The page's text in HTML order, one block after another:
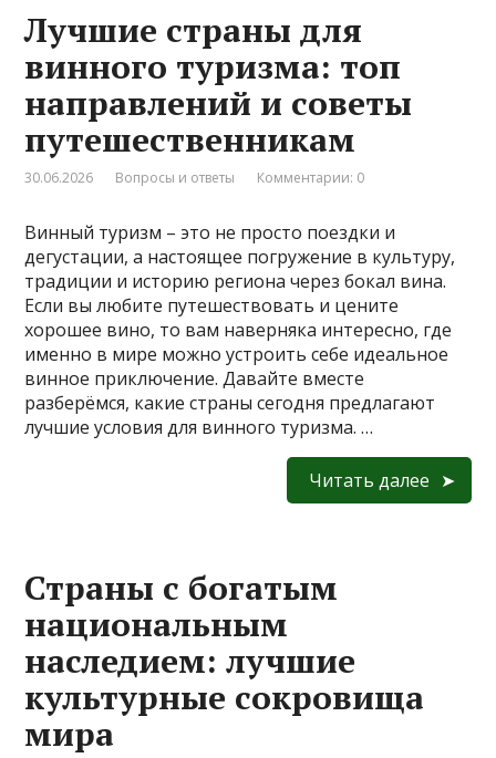
Лучшие страны для
винного туризма: топ
направлений и советы
путешественникам
30.06.2026 Вопросы и ответы Комментарии: 0
Винный туризм – это не просто поездки и
дегустации, а настоящее погружение в культуру,
традиции и историю региона через бокал вина.
Если вы любите путешествовать и цените
хорошее вино, то вам наверняка интересно, где
именно в мире можно устроить себе идеальное
винное приключение. Давайте вместе
разберёмся, какие страны сегодня предлагают
лучшие условия для винного туризма. …
Читать далее
Страны с богатым
национальным
наследием: лучшие
культурные сокровища
мира